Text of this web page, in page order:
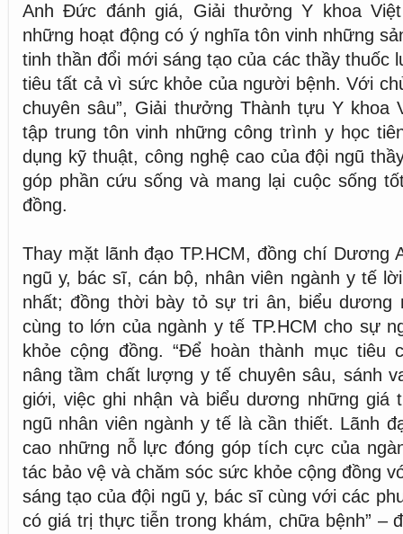
Anh Đức đánh giá, Giải thưởng Y khoa
những hoạt động có ý nghĩa tôn vinh những
tinh thần đổi mới sáng tạo của các thầy thuốc
tiêu tất cả vì sức khỏe của người bệnh. Với
chuyên sâu”, Giải thưởng Thành tựu Y khoa
tập trung tôn vinh những công trình y học
dụng kỹ thuật, công nghệ cao của đội ngũ
góp phần cứu sống và mang lại cuộc sống
đồng.
Thay mặt lãnh đạo TP.HCM, đồng chí Dương
ngũ y, bác sĩ, cán bộ, nhân viên ngành y tế
nhất; đồng thời bày tỏ sự tri ân, biểu dương
cùng to lớn của ngành y tế TP.HCM cho sự
khỏe cộng đồng. “Để hoàn thành mục tiêu
nâng tầm chất lượng y tế chuyên sâu, sánh
giới, việc ghi nhận và biểu dương những giá
ngũ nhân viên ngành y tế là cần thiết. Lãnh
cao những nỗ lực đóng góp tích cực của
tác bảo vệ và chăm sóc sức khỏe cộng đồng
sáng tạo của đội ngũ y, bác sĩ cùng với các
có giá trị thực tiễn trong khám, chữa bệnh” –